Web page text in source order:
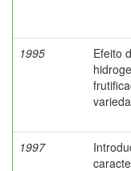
1995
Efeito
1997